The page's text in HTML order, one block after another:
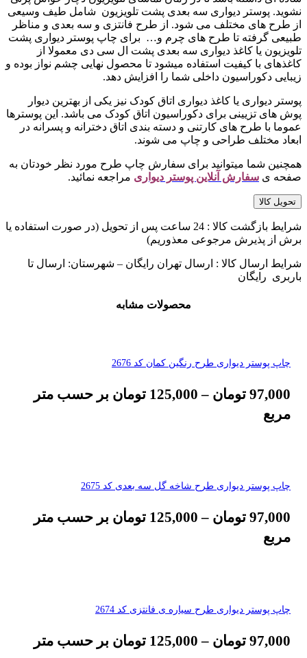
نشوید. پوستر دیواری سه بعدی پشت تلویزیون شامل طیف وسیعی
از طرح های مختلف می شود. از طرح فانتزی و سه بعدی و مناظر
طبیعی گرفته تا طرح های چرم و… برای چاپ پوستر دیواری پشت
تلویزیون یا کاغذ دیواری سه بعدی پشت ال سی دی معمولا از
کاغذهای با کیفیت استفاده میشود تا محصول نهایی چشم نواز بوده و
زیبایی دکوراسیون داخلی شما را افزایش دهد.
پوستر دیواری یا کاغذ دیواری اتاق کودک نیز یکی از بهترین دیوار
پوش های تزیینی برای دکوراسیون اتاق کودک می باشد. این پوسترها
عموما با طرح های کارتنی و دسته بندی اتاق دخترانه و پسرانه در
ابعاد مختلف طراحی و چاپ می شوند.
همچنین شما میتوانید برای سفارش چاپ طرح مورد نظر خودتان به
صفحه ی سفارش آنلاین پوستر دیواری مراجعه نمائید.
تحویل کالا
شرایط بازگشت کالا : 24 ساعت پس از تحویل (در صورت استفاده یا
برش از پذیرش مرجوعی معذوریم)
شرایط ارسال کالا : ارسال تهران رایگان – شهرستان: ارسال تا
باربری رایگان
محصولات مشابه
چاپ پوستر دیواری طرح رنگین کمان کد 2676
97,000 تومان –
125,000 تومان بر حسب متر
مربع
چاپ پوستر دیواری طرح شاخه گل سه بعدی کد 2675
97,000 تومان –
125,000 تومان بر حسب متر
مربع
چاپ پوستر دیواری طرح سیاره ی فانتزی کد 2674
97,000 تومان –
125,000 تومان بر حسب متر